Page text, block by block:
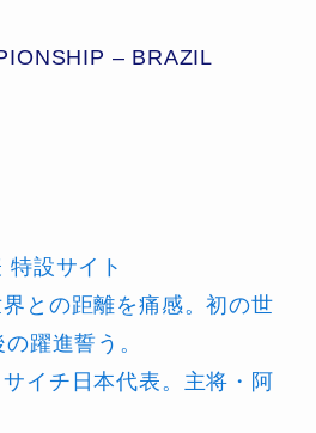
– BRAZIL
特設サイト
との距離を痛感。初の世
躍進誓う。
イチ日本代表。主将・阿